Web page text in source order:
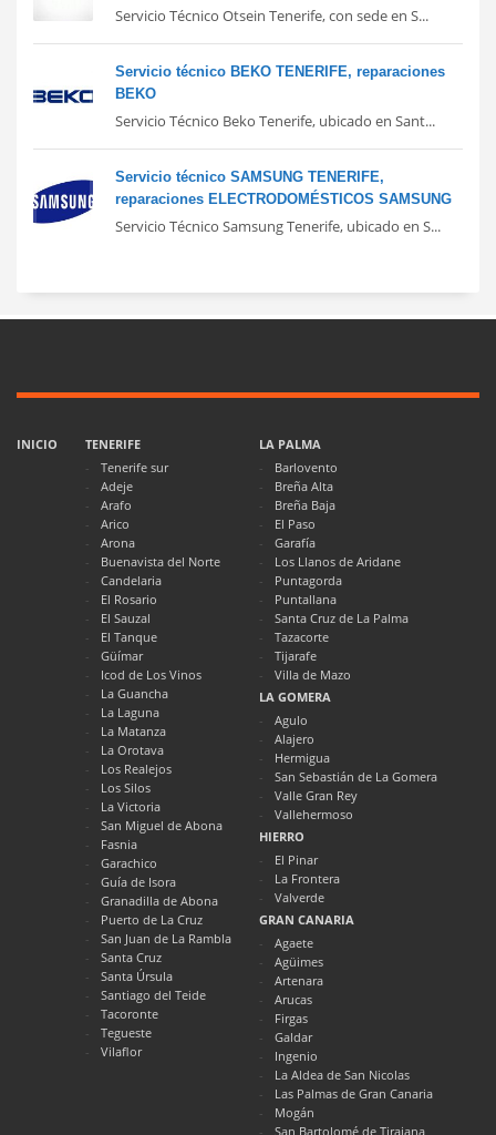
Servicio Técnico Otsein Tenerife, con sede en S...
Servicio técnico BEKO TENERIFE, reparaciones
BEKO
Servicio Técnico Beko Tenerife, ubicado en Sant...
Servicio técnico SAMSUNG TENERIFE,
reparaciones ELECTRODOMÉSTICOS SAMSUNG
Servicio Técnico Samsung Tenerife, ubicado en S...
INICIO
TENERIFE
Tenerife sur
Adeje
Arafo
Arico
Arona
Buenavista del Norte
Candelaria
El Rosario
El Sauzal
El Tanque
Güímar
Icod de Los Vinos
La Guancha
La Laguna
La Matanza
La Orotava
Los Realejos
Los Silos
La Victoria
San Miguel de Abona
Fasnia
Garachico
Guía de Isora
Granadilla de Abona
Puerto de La Cruz
San Juan de La Rambla
Santa Cruz
Santa Úrsula
Santiago del Teide
Tacoronte
Tegueste
Vilaflor
LA PALMA
Barlovento
Breña Alta
Breña Baja
El Paso
Garafía
Los Llanos de Aridane
Puntagorda
Puntallana
Santa Cruz de La Palma
Tazacorte
Tijarafe
Villa de Mazo
LA GOMERA
Agulo
Alajero
Hermigua
San Sebastián de La Gomera
Valle Gran Rey
Vallehermoso
HIERRO
El Pinar
La Frontera
Valverde
GRAN CANARIA
Agaete
Agüimes
Artenara
Arucas
Firgas
Galdar
Ingenio
La Aldea de San Nicolas
Las Palmas de Gran Canaria
Mogán
San Bartolomé de Tirajana